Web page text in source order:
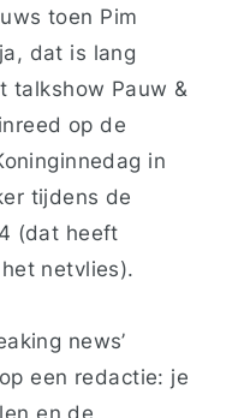
toen Pim
dat is lang
talkshow Pauw &
op de
in
tijdens de
(dat heeft
netvlies).
news’
een redactie: je
en de